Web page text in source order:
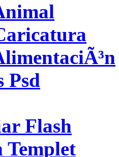
Psd
Flash
Templet